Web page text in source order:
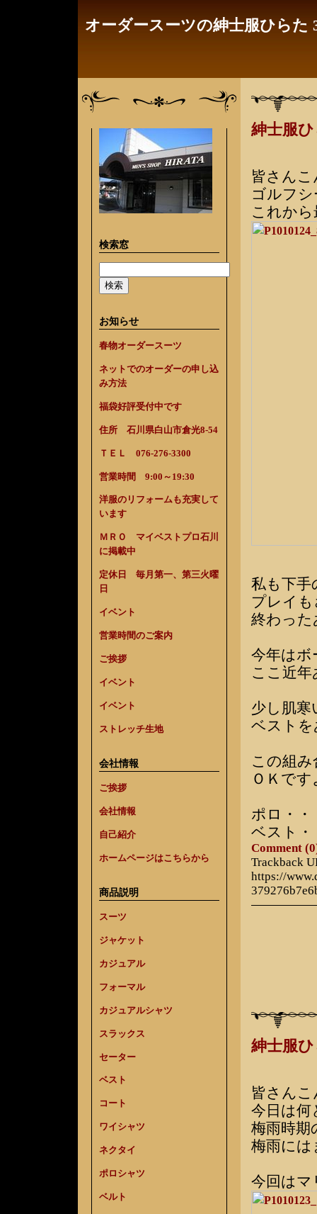
オーダースーツの紳士服ひら
検索窓
お知らせ
春物オーダースーツ
ネットでのオーダーの申し込
み方法
福袋好評受付中です
住所 石川県白山市倉光8-54
ＴＥＬ 076-276-3300
営業時間 9:00～19:30
洋服のリフォームも充実して
います
ＭＲＯ マイベストプロ石川
に掲載中
定休日 毎月第一、第三火曜
日
イベント
営業時間のご案内
ご挨拶
イベント
イベント
ストレッチ生地
会社情報
ご挨拶
会社情報
自己紹介
ホームページはこちらから
商品説明
スーツ
ジャケット
カジュアル
フォーマル
カジュアルシャツ
スラックス
セーター
ベスト
コート
ワイシャツ
ネクタイ
ポロシャツ
ベルト
紳士服
皆さん
ゴルフ
これか
私も下手
プレイ
終わった
今年はボ
ここ近
少し肌
ベスト
この組
ＯＫです
ポロ・・
ベスト・
Comment
Trackback
https://
紳士服
皆さん
今日は
梅雨時期
梅雨には
今回はマ